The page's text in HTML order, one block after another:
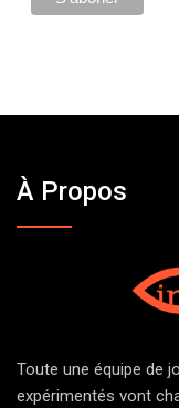
À Propos
Toute une équipe de
expérimentés vont